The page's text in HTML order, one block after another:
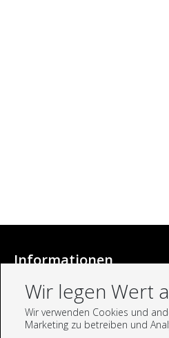
Wir legen Wert
Wir verwenden Cookies und
Marketing zu betreiben und
Informationen
Bedingungen